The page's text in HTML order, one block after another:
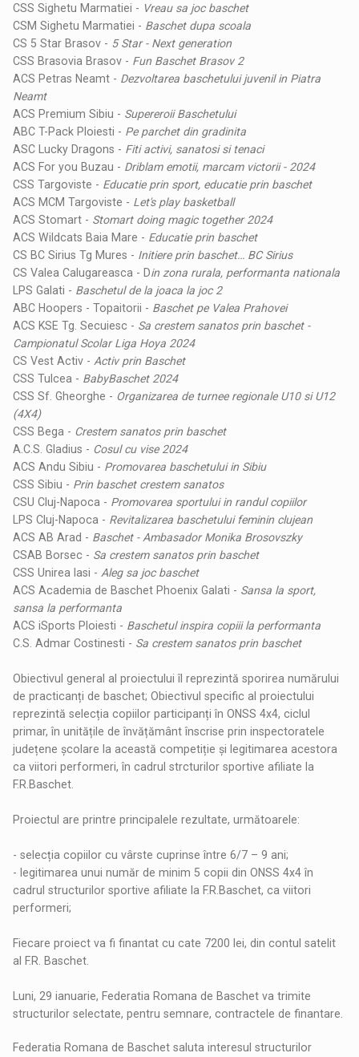
CSS Sighetu Marmatiei - Vreau sa joc baschet
CSM Sighetu Marmatiei - Baschet dupa scoala
CS 5 Star Brasov - 5 Star - Next generation
CSS Brasovia Brasov - Fun Baschet Brasov 2
ACS Petras Neamt - Dezvoltarea baschetului juvenil in Piatra
Neamt
ACS Premium Sibiu - Supereroii Baschetului
ABC T-Pack Ploiesti - Pe parchet din gradinita
ASC Lucky Dragons - Fiti activi, sanatosi si tenaci
ACS For you Buzau - Driblam emotii, marcam victorii - 2024
CSS Targoviste - Educatie prin sport, educatie prin baschet
ACS MCM Targoviste - Let's play basketball
ACS Stomart - Stomart doing magic together 2024
ACS Wildcats Baia Mare - Educatie prin baschet
CS BC Sirius Tg Mures - Initiere prin baschet… BC Sirius
CS Valea Calugareasca - Din zona rurala, performanta nationala
LPS Galati - Baschetul de la joaca la joc 2
ABC Hoopers - Topaitorii - Baschet pe Valea Prahovei
ACS KSE Tg. Secuiesc - Sa crestem sanatos prin baschet -
Campionatul Scolar Liga Hoya 2024
CS Vest Activ - Activ prin Baschet
CSS Tulcea - BabyBaschet 2024
CSS Sf. Gheorghe - Organizarea de turnee regionale U10 si U12
(4X4)
CSS Bega - Crestem sanatos prin baschet
A.C.S. Gladius - Cosul cu vise 2024
ACS Andu Sibiu - Promovarea baschetului in Sibiu
CSS Sibiu - Prin baschet crestem sanatos
CSU Cluj-Napoca - Promovarea sportului in randul copiilor
LPS Cluj-Napoca - Revitalizarea baschetului feminin clujean
ACS AB Arad - Baschet - Ambasador Monika Brosovszky
CSAB Borsec - Sa crestem sanatos prin baschet
CSS Unirea Iasi - Aleg sa joc baschet
ACS Academia de Baschet Phoenix Galati - Sansa la sport,
sansa la performanta
ACS iSports Ploiesti - Baschetul inspira copiii la performanta
C.S. Admar Costinesti - Sa crestem sanatos prin baschet
Obiectivul general al proiectului îl reprezintă sporirea numărului
de practicanți de baschet; Obiectivul specific al proiectului
reprezintă selecția copiilor participanți în ONSS 4x4, ciclul
primar, în unitățile de învățământ înscrise prin inspectoratele
județene școlare la această competiție și legitimarea acestora
ca viitori performeri, în cadrul strcturilor sportive afiliate la
F.R.Baschet.
Proiectul are printre principalele rezultate, următoarele:
- selecția copiilor cu vârste cuprinse între 6/7 – 9 ani;
- legitimarea unui număr de minim 5 copii din ONSS 4x4 în
cadrul structurilor sportive afiliate la F.R.Baschet, ca viitori
performeri;
Fiecare proiect va fi finantat cu cate 7200 lei, din contul satelit
al F.R. Baschet.
Luni, 29 ianuarie, Federatia Romana de Baschet va trimite
structurilor selectate, pentru semnare, contractele de finantare.
Federatia Romana de Baschet saluta interesul structurilor